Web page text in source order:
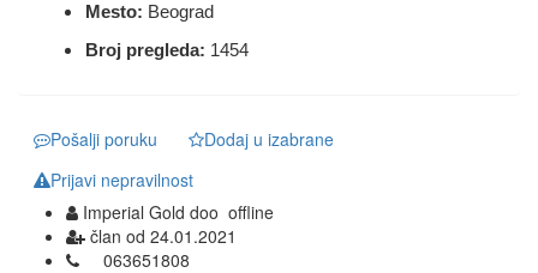
Mesto: Beograd
Broj pregleda: 1454
Pošalji poruku
Dodaj u izabrane
Prijavi nepravilnost
Imperial Gold doo offline
član od 24.01.2021
063651808